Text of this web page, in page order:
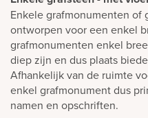
Enkele grafmonumenten of
ontworpen voor een enkel
grafmonumenten enkel
diep zijn en dus plaats
Afhankelijk van de ruimte
enkel grafmonument dus
namen en opschriften.